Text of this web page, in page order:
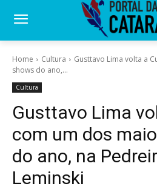
Home Cultura
Gusttavo Lima volta a
shows do ano,...
Cultura
Gusttavo Lima
com um dos
do ano, na
Leminski